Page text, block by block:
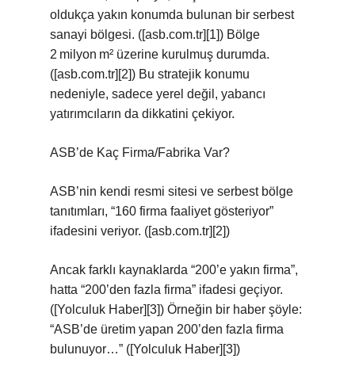
oldukça yakın konumda bulunan bir serbest
sanayi bölgesi. ([asb.com.tr][1]) Bölge
2 milyon m² üzerine kurulmuş durumda.
([asb.com.tr][2]) Bu stratejik konumu
nedeniyle, sadece yerel değil, yabancı
yatırımcıların da dikkatini çekiyor.
ASB’de Kaç Firma/Fabrika Var?
ASB’nin kendi resmi sitesi ve serbest bölge
tanıtımları, “160 firma faaliyet gösteriyor”
ifadesini veriyor. ([asb.com.tr][2])
Ancak farklı kaynaklarda “200’e yakın firma”,
hatta “200’den fazla firma” ifadesi geçiyor.
([Yolculuk Haber][3]) Örneğin bir haber şöyle:
“ASB’de üretim yapan 200’den fazla firma
bulunuyor…” ([Yolculuk Haber][3])